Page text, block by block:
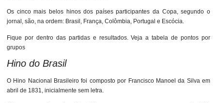
Os cinco mais belos hinos dos países participantes da Copa, segundo o
jornal, são, na ordem: Brasil, França, Colômbia, Portugal e Escócia.
Fique por dentro das partidas e resultados. Veja a tabela de pontos por
grupos
Hino do Brasil
O Hino Nacional Brasileiro foi composto por Francisco Manoel da Silva em
abril de 1831, inicialmente sem letra.